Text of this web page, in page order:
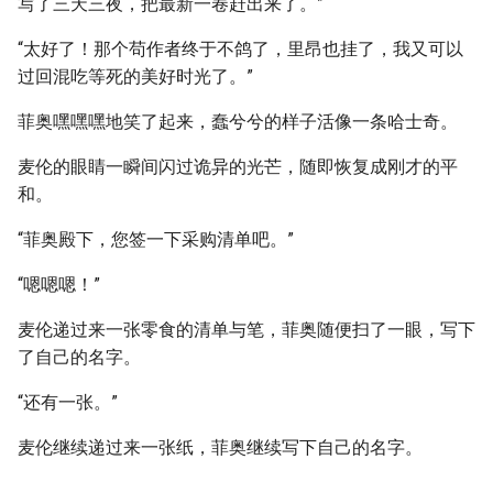
“太好了！那个苟作者终于不鸽了，里昂也挂了，我又可以
过回混吃等死的美好时光了。”
菲奥嘿嘿嘿地笑了起来，蠢兮兮的样子活像一条哈士奇。
麦伦的眼睛一瞬间闪过诡异的光芒，随即恢复成刚才的平
和。
“菲奥殿下，您签一下采购清单吧。”
“嗯嗯嗯！”
麦伦递过来一张零食的清单与笔，菲奥随便扫了一眼，写下
了自己的名字。
“还有一张。”
麦伦继续递过来一张纸，菲奥继续写下自己的名字。